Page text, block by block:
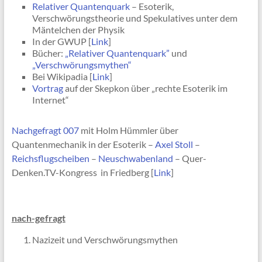
Relativer Quantenquark– Esoterik,
Verschwörungstheorie und Spekulatives unter dem
Mäntelchen der Physik
In der GWUP [Link]
Bücher: „Relativer Quantenquark” und
„Verschwörungsmythen“
Bei Wikipadia [Link]
Vortragauf der Skepkon über „rechte Esoterik im
Internet“
Nachgefragt 007mit Holm Hümmler über
Quantenmechanik in der Esoterik – Axel Stoll –
Reichsflugscheiben – Neuschwabenland – Quer-
Denken.TV-Kongress in Friedberg [Link]
nach-gefragt
Nazizeit und Verschwörungsmythen